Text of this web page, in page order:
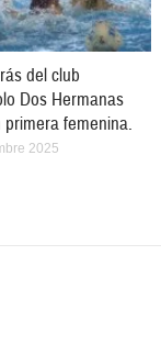
del club
Dos Hermanas
primera femenina.
2025